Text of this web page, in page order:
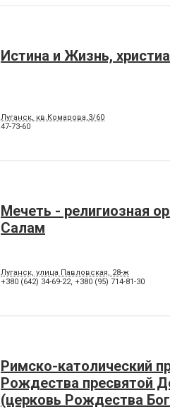
Истина и Жизнь,
Луганск, кв.Комарова,3/60
47-73-60
Мечеть - религиозная
Салам
Луганск, улица Павловская, 28-ж
+380 (642) 34-69-22, +380 (95) 714-81-30
Римско-католический
Рождества пресвятой
(церковь Рождества